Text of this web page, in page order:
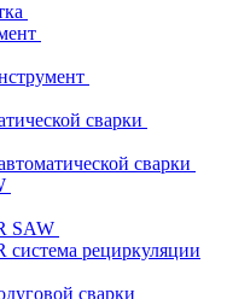
сварки
сварки
SAW
рециркуляции
сварки